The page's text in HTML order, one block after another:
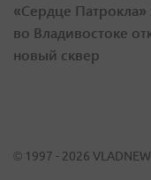
«Сердце Патрокла»
во Владивостоке
новый сквер
© 1997 - 2026